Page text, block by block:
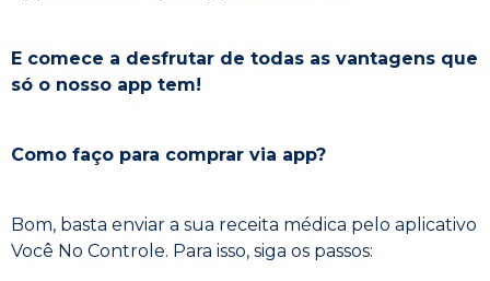
E comece a desfrutar de todas as vantagens que
só o nosso app tem!
Como faço para comprar via app?
Bom, basta enviar a sua receita médica pelo aplicativo
Você No Controle. Para isso, siga os passos: